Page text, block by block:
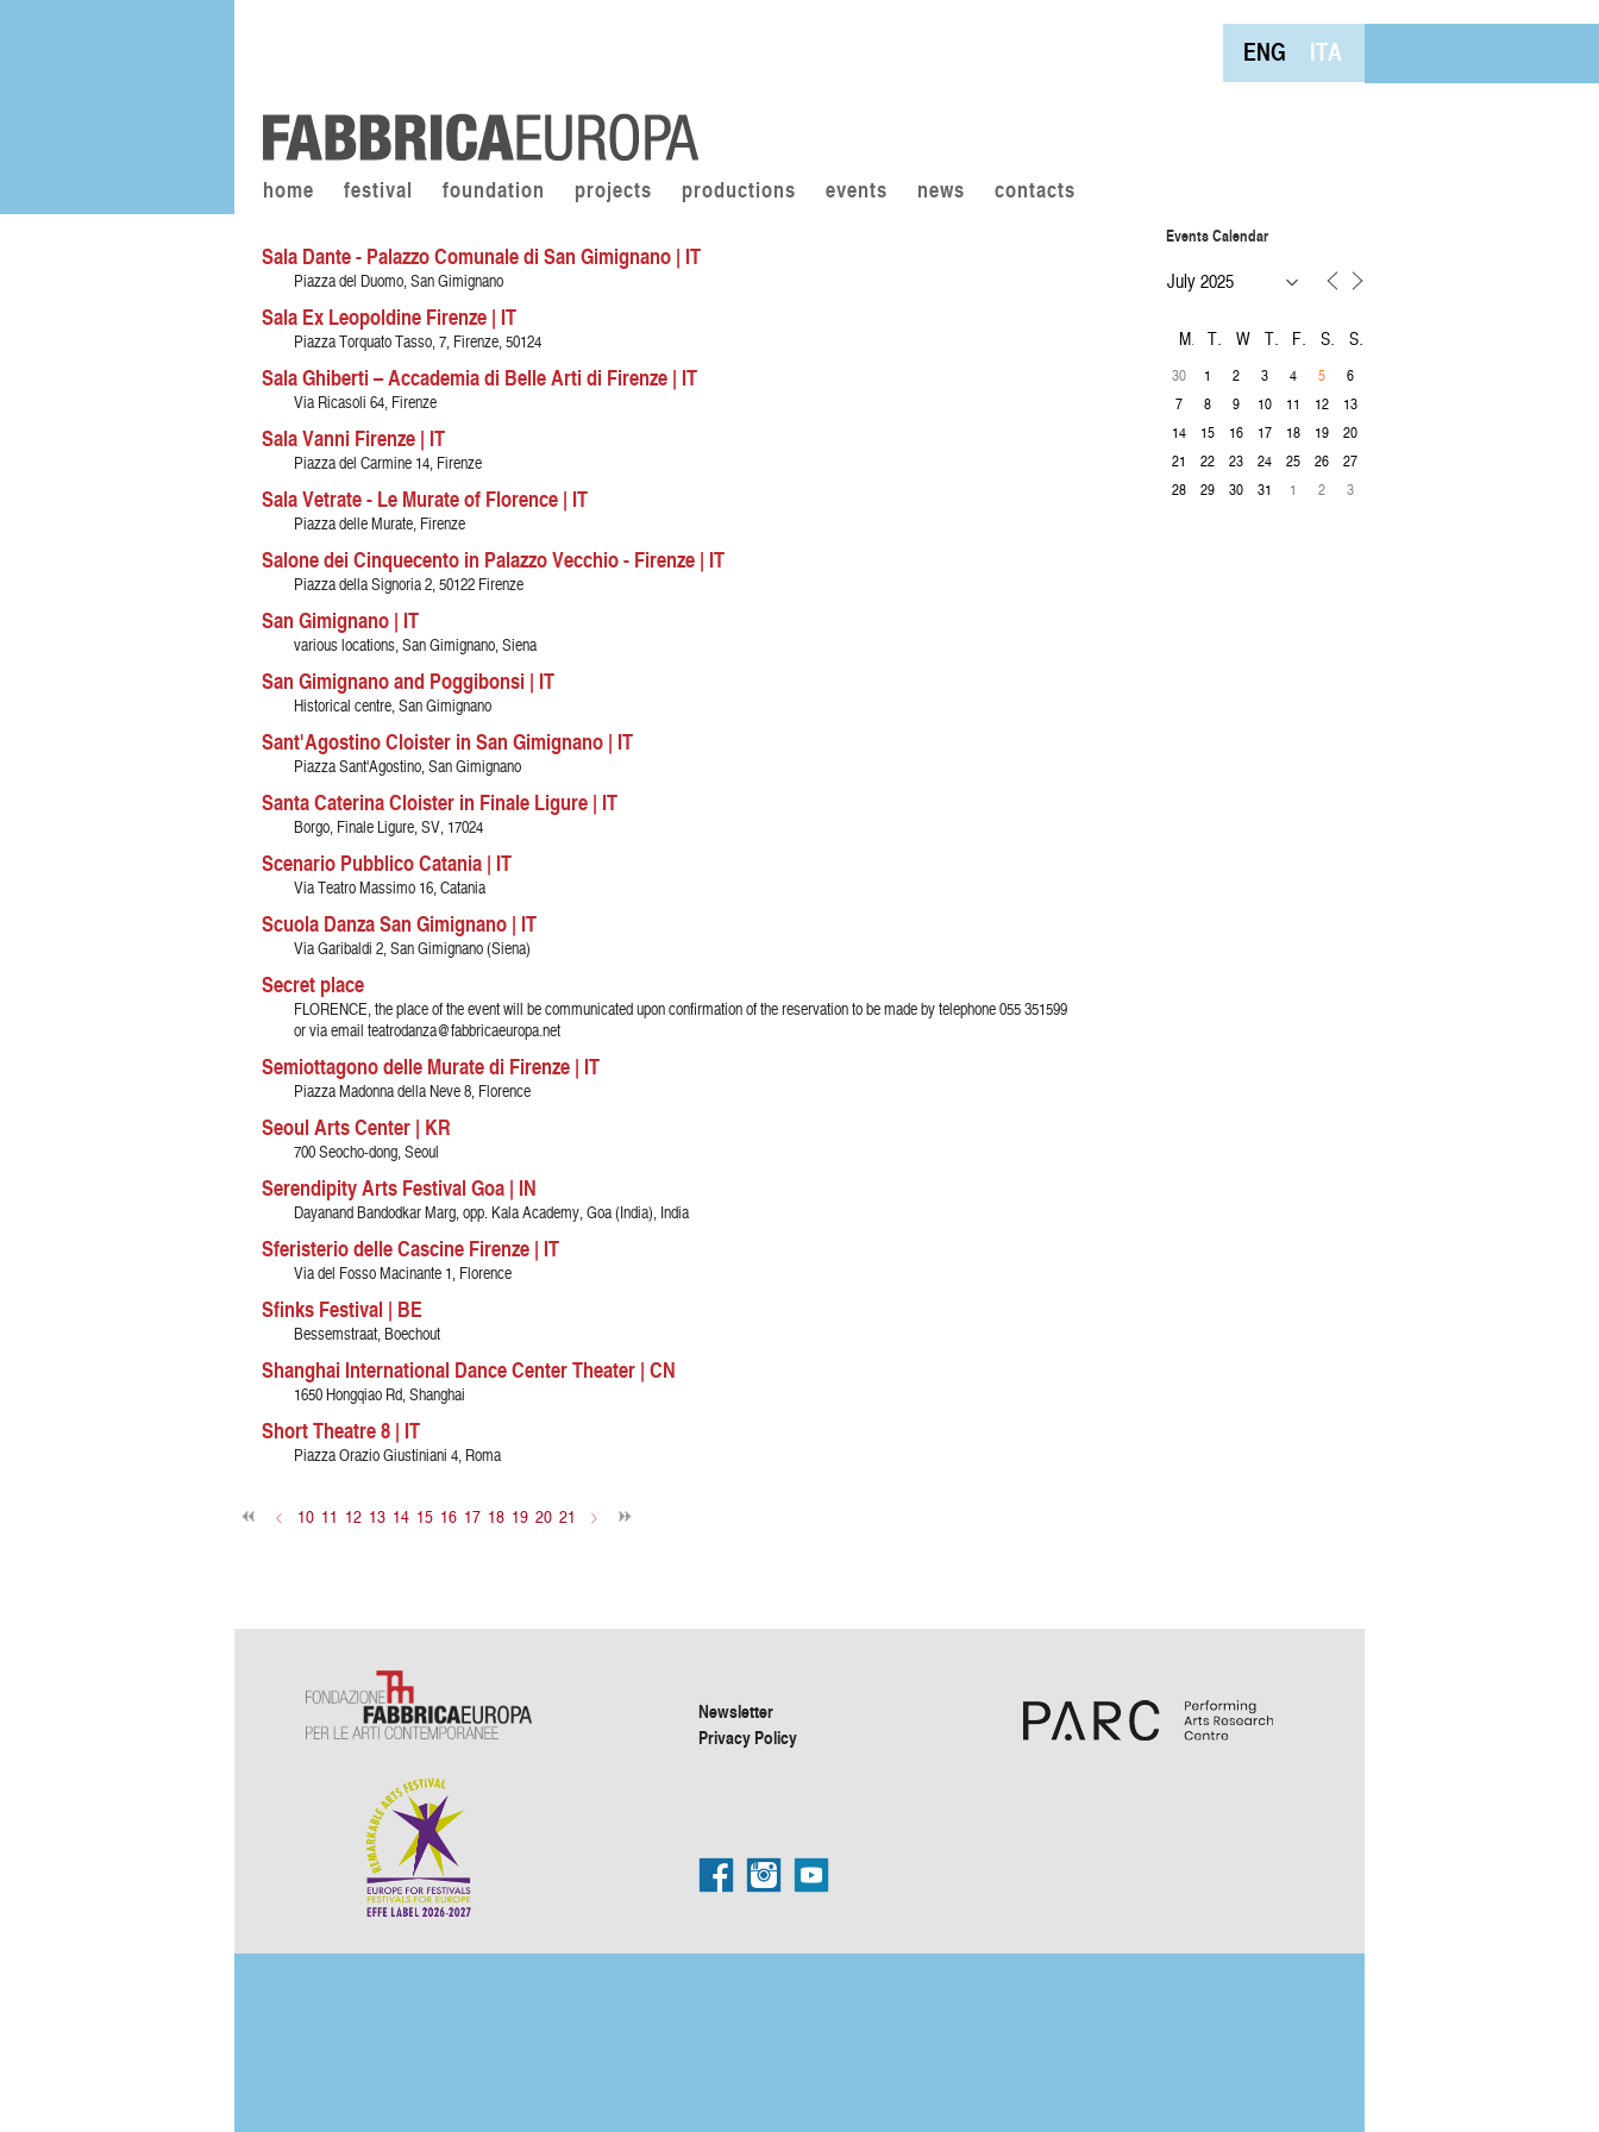
ENG ITA
home festival foundation projects productions events news contacts
Sala Dante - Palazzo Comunale di San Gimignano | IT
Piazza del Duomo, San Gimignano
Sala Ex Leopoldine Firenze | IT
Piazza Torquato Tasso, 7, Firenze, 50124
Sala Ghiberti – Accademia di Belle Arti di Firenze | IT
Via Ricasoli 64, Firenze
Sala Vanni Firenze | IT
Piazza del Carmine 14, Firenze
Sala Vetrate - Le Murate of Florence | IT
Piazza delle Murate, Firenze
Salone dei Cinquecento in Palazzo Vecchio - Firenze | IT
Piazza della Signoria 2, 50122 Firenze
San Gimignano | IT
various locations, San Gimignano, Siena
San Gimignano and Poggibonsi | IT
Historical centre, San Gimignano
Sant'Agostino Cloister in San Gimignano | IT
Piazza Sant'Agostino, San Gimignano
Santa Caterina Cloister in Finale Ligure | IT
Borgo, Finale Ligure, SV, 17024
Scenario Pubblico Catania | IT
Via Teatro Massimo 16, Catania
Scuola Danza San Gimignano | IT
Via Garibaldi 2, San Gimignano (Siena)
Secret place
FLORENCE, the place of the event will be communicated upon confirmation of the reservation to be made by telephone 055 351599
or via email teatrodanza@fabbricaeuropa.net
Semiottagono delle Murate di Firenze | IT
Piazza Madonna della Neve 8, Florence
Seoul Arts Center | KR
700 Seocho-dong, Seoul
Serendipity Arts Festival Goa | IN
Dayanand Bandodkar Marg, opp. Kala Academy, Goa (India), India
Sferisterio delle Cascine Firenze | IT
Via del Fosso Macinante 1, Florence
Sfinks Festival | BE
Bessemstraat, Boechout
Shanghai International Dance Center Theater | CN
1650 Hongqiao Rd, Shanghai
Short Theatre 8 | IT
Piazza Orazio Giustiniani 4, Roma
< 10 11 12 13 14 15 16 17 18 19 20 21 >
Events Calendar
M T W T F S S
30 1 2 3 4 5
6
7
8 9 10 11 12
13
14
15 16 17 18 19
20
21
22 23 24 25 26
27
28
29 30 31 1 2 3
Newsletter
Privacy Policy